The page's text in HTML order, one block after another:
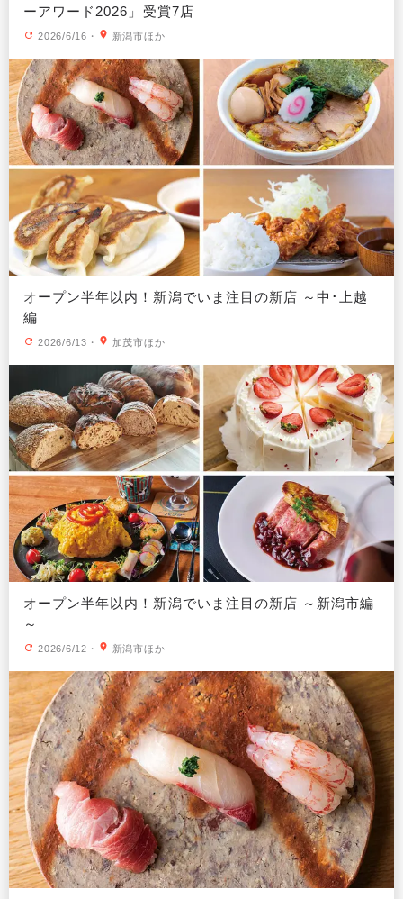
ーアワード2026」受賞7店
2026/6/16 ・ 新潟市ほか
オープン半年以内！新潟でいま注目の新店 ～中･上越
編
2026/6/13 ・ 加茂市ほか
オープン半年以内！新潟でいま注目の新店 ～新潟市編
～
2026/6/12 ・ 新潟市ほか